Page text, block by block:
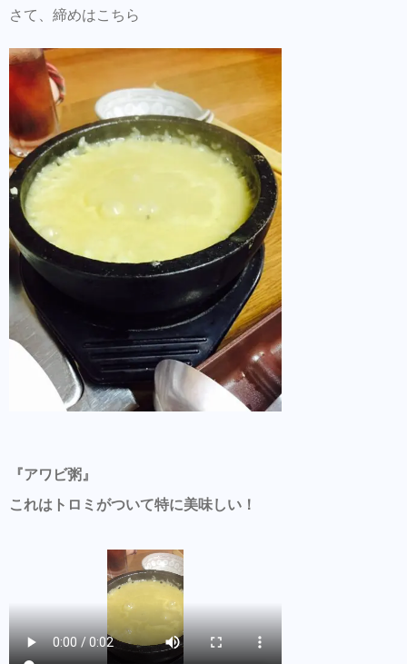
さて、締めはこちら
『アワビ粥』
これはトロミがついて特に美味しい！